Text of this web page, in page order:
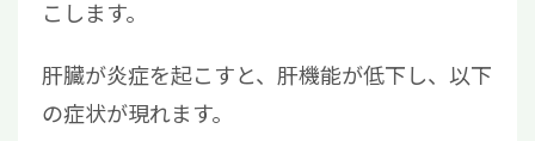
こします。
肝臓が炎症を起こすと、肝機能が低下し、以下
の症状が現れます。